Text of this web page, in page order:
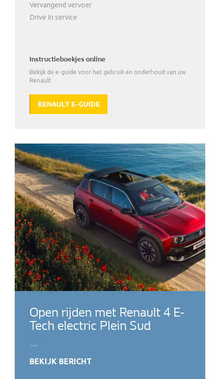
Vervangend vervoer
Drive In service
Instructieboekjes online
Bekijk de e-guide voor het gebruik en onderhoud van uw
Renault
RENAULT E-GUIDE
Open rijden met Renault 4 E-
Tech electric Plein Sud
…
BEKIJK BERICHT